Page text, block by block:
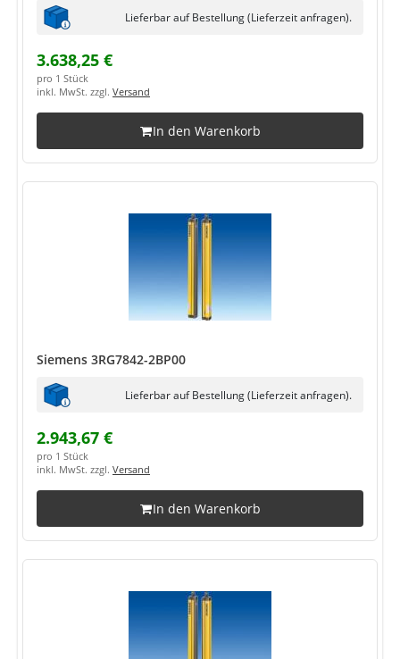
Lieferbar auf Bestellung (Lieferzeit anfragen).
3.638,25 €
pro 1 Stück
inkl. MwSt. zzgl. Versand
In den Warenkorb
Siemens 3RG7842-2BP00
Lieferbar auf Bestellung (Lieferzeit anfragen).
2.943,67 €
pro 1 Stück
inkl. MwSt. zzgl. Versand
In den Warenkorb